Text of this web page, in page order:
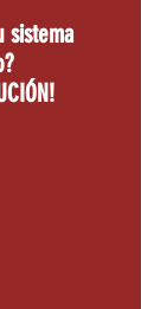
sistema